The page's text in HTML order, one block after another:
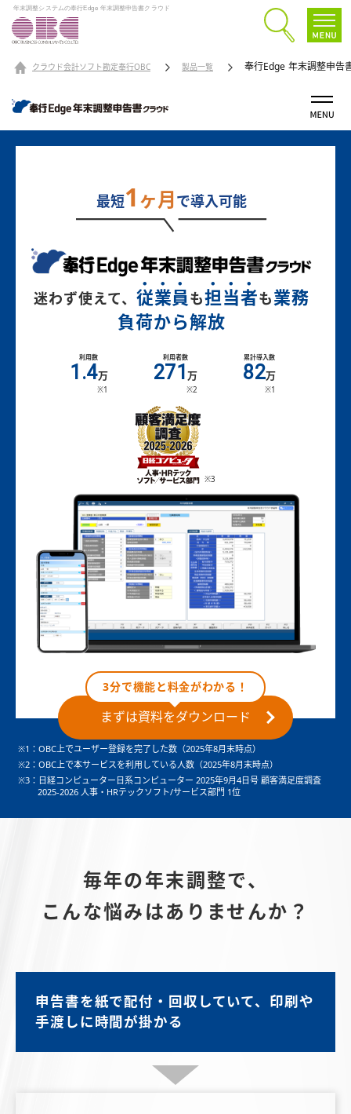
年末調整システムの奉行Edge 年末調整申告書クラウド
クラウド会計ソフト勘定奉行OBC 製品一覧 奉行Edge 年末調整申告
最短1 ヶ月 で導入可能
迷わず使えて、 従業員 も担 当者も 業務
負荷から解放
※3
利用数
1.4万
※1
利用者数
271 万
※2
累計導入数
82万
※1
3分で機能と料金がわかる！
まずは資料をダウンロード
※1：OBC上でユーザー登録を完了した数（2025年8月末時点）
※2：OBC上で本サービスを利用している人数（2025年8月末時点）
※3：日経コンピューター日系コンピューター 2025年9月4日号 顧客満足度調査
2025-2026 人事・HRテックソフト/サービス部門 1位
毎年の年末調整で、
こんな悩みはありませんか？
申告書を紙で配付・回収していて、印刷や
手渡しに時間が掛かる